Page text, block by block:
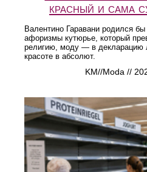
красный и сама
Валентино Гаравани родился
афоризмы кутюрье, который
религию, моду — в декларацию
красоте в абсолют.
KM//Moda //